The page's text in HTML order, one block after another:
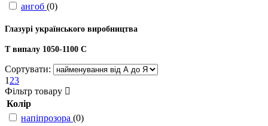
ангоб (0)
Глазурі українського виробництва
Т випалу 1050-1100 С
Сортувати:
1 23
Фільтр товару
Колір
напіпрозора (0)